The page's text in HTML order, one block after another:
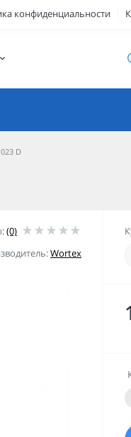
конфиденциальности
D
(0)
Wortex